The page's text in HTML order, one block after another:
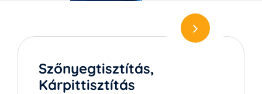
Szőnyegtisztítás,
Kárpittisztítás